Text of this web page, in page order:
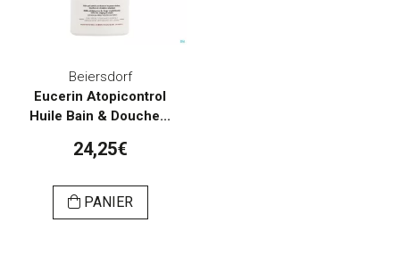
Beiersdorf
Eucerin Atopicontrol
Huile Bain & Douche...
24,25€
PANIER